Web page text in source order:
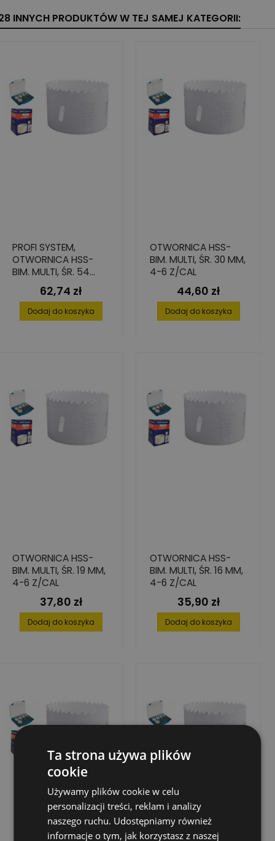
INNYCH PRODUKTÓW W TEJ SAMEJ KATEGORII:
PROFI SYSTEM,
OTWORNICA HSS-
BIM. MULTI, ŚR. 54
MM, 4-6 Z/CAL
Cena
62,74 zł
Dodaj do koszyka
OTWORNICA HSS-
BIM. MULTI, ŚR. 30 MM,
4-6 Z/CAL
Cena
44,60 zł
Dodaj do koszyka
OTWORNICA HSS-
BIM. MULTI, ŚR. 19 MM,
4-6 Z/CAL
Cena
37,80 zł
Dodaj do koszyka
OTWORNICA HSS-
BIM. MULTI, ŚR. 16 MM,
4-6 Z/CAL
Cena
35,90 zł
Dodaj do koszyka
Ta strona używa plików
cookie
Używamy plików cookie w celu
personalizacji treści, reklam i analizy
naszego ruchu. Udostępniamy również
informacje o tym, jak korzystasz z naszej